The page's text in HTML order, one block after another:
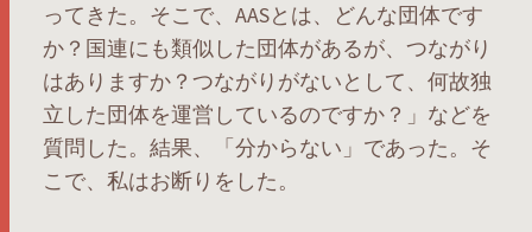
ってきた。そこで、AASとは、どんな団体です
か？国連にも類似した団体があるが、つながり
はありますか？つながりがないとして、何故独
立した団体を運営しているのですか？」などを
質問した。結果、「分からない」であった。そ
こで、私はお断りをした。